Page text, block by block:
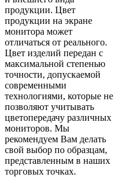
продукции. Цвет
продукции на экране
монитора может
отличаться от реального.
Цвет изделий передан с
максимальной степенью
точности, допускаемой
современными
технологиями, которые не
позволяют учитывать
цветопередачу различных
мониторов. Мы
рекомендуем Вам делать
свой выбор по образцам,
представленным в наших
торговых точках.